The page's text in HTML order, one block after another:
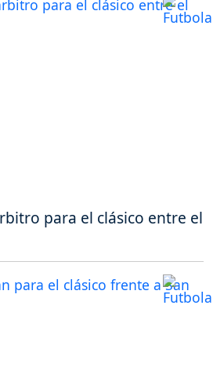
para el clásico entre el